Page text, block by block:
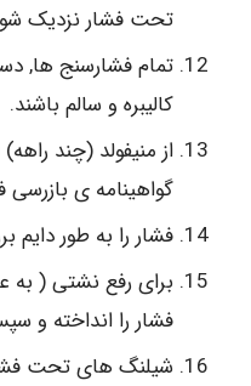
تحت فشار نزدیک
تمام فشارسنج ها,
کالیبره و سالم باشند.
از منیفولد (چند
گواهینامه ی بازرسی
فشار را به طور دایم
برای رفع نشتی ( به
فشار را انداخته و
شیلنگ های تحت